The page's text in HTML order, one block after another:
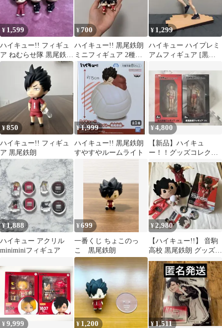
¥ 1,599
ハイキュー!! フィギュ
ア ねむらせ隊 黒尾鉄朗
月島蛍 3点セット
¥700
ハイキュー!! 黒尾鉄朗
ミニフィギュア 2種セ
ット
¥ 1,299
ハイキュー ハイプレミ
アムフィギュア [黒尾
¥850
ハイキュー!! フィギュ
ア 黒尾鉄朗
¥1,999
ハイキュー!! 黒尾鉄朗
すやすやルームライト
¥4,800
【新品】ハイキュ
ー！！グッズコレクシ
ョン2一番くじ
¥1,888
ハイキュー アクリル
miniminiフィギュア
¥699
一番くじ ちょこのっ
こ 黒尾鉄朗
¥2,980
【ハイキュー!!】 音駒
高校 黒尾鉄朗 グッズ
まとめ売り フィギュア
ぬいぐる
¥9,999 ¥ 1,200 ¥ 1,511